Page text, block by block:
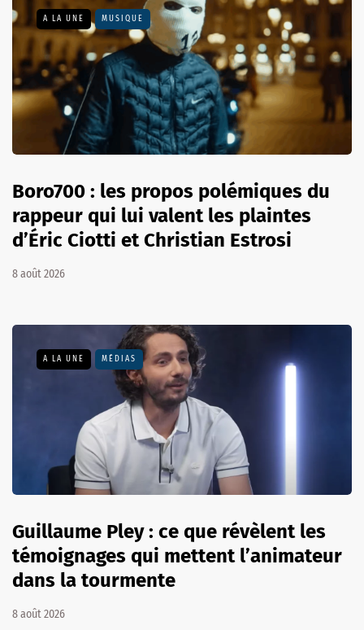
A LA UNE MUSIQUE
Boro700 : les propos polémiques du
rappeur qui lui valent les plaintes
d’Éric Ciotti et Christian Estrosi
8 août 2026
A LA UNE MÉDIAS
Guillaume Pley : ce que révèlent les
témoignages qui mettent l’animateur
dans la tourmente
8 août 2026